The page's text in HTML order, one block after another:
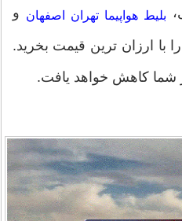
بلیط هواپیما تهران اصفهان و
با ارزان ترین قیمت بخرید.
شما کاهش خواهد یافت.